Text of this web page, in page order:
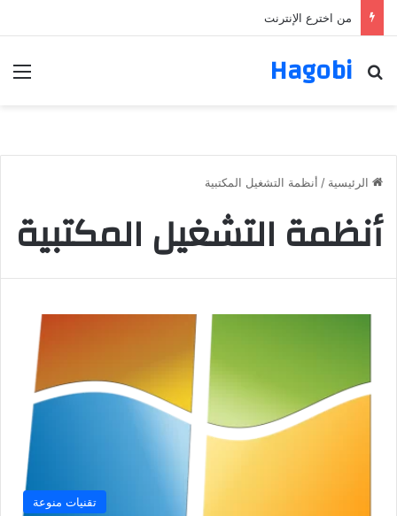
من اخترع الإنترنت
Hagobi
بحث عن
الرئيسية / أنظمة التشغيل المكتبية
أنظمة التشغيل المكتبية
تقنيات منوعة